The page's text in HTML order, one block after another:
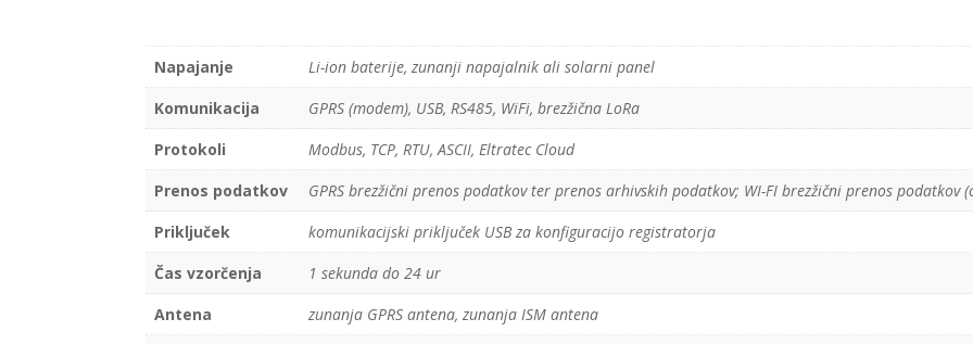
Napajanje
Li-ion baterije, zunanji napajalnik ali solarni panel
Komunikacija
GPRS (modem), USB, RS485, WiFi, brezžična LoRa
Protokoli
Modbus, TCP, RTU, ASCII, Eltratec Cloud
Prenos podatkov
GPRS brezžični prenos podatkov ter prenos arhivskih podatkov; WI-FI brezžični prenos podatkov
Priključek
komunikacijski priključek USB za konfiguracijo registratorja
Čas vzorčenja
1 sekunda do 24 ur
Antena
zunanja GPRS antena, zunanja ISM antena